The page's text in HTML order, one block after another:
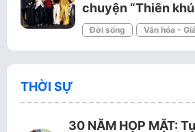
chuyện “Thiên
Đời sống Văn hóa -
THỜI SỰ
30 NĂM HỌP MẶT: